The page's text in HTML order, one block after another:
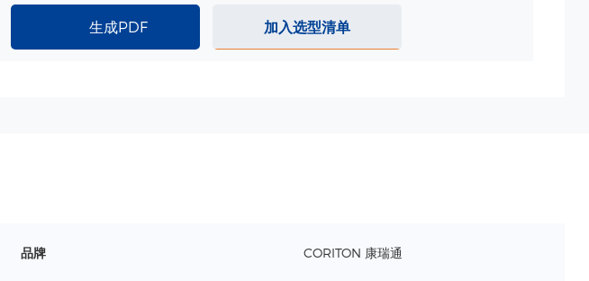
生成PDF 加入选型清单
品牌 CORITON 康瑞通